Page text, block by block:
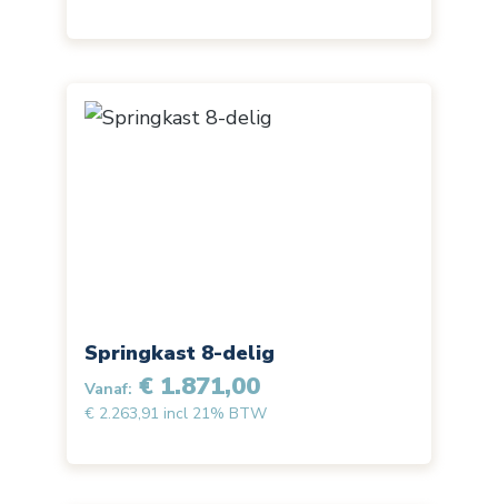
Springkast 8-delig
Vanaf: € 1.871,00
€ 2.263,91 incl 21% BTW